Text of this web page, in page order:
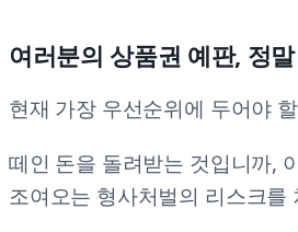
여러분의 상품권 예판, 정
현재 가장 우선순위에 두어야
떼인 돈을 돌려받는 것입니까,
조여오는 형사처벌의 리스크를